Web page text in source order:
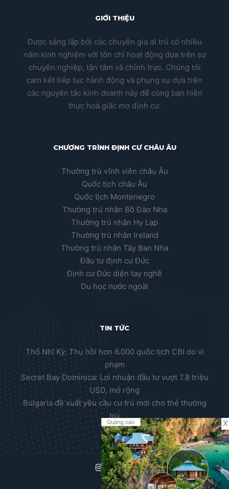
GIỚI THIỆU
Được sáng lập bởi các chuyên gia di trú có nhiều
năm kinh nghiệm với tôn chỉ hoạt động dựa trên sự
chuyên nghiệp, tận tâm và chính trực. Chúng tôi
cam kết tiếp tục hành động và phụng sự dựa trên
các nguyên tắc kinh doanh này để cùng bạn hiện
thực hoá giấc mơ định cư.
CHƯƠNG TRÌNH ĐỊNH CƯ CHÂU ÂU
Thường trú vĩnh viễn châu Âu
Quốc tịch châu Âu
Quốc tịch Montenegro
Thường trú nhân Bồ Đào Nha
Thường trú nhân Hy Lạp
Thường trú nhân Ireland
Thường trú nhân Tây Ban Nha
Đầu tư định cư Đức
Định cư Đức diện tay nghề
Du học nước ngoài
TIN TỨC
Thổ Nhĩ Kỳ: Thu hồi hơn 6.000 quốc tịch CBI do vi
phạm
Secret Bay Dominica: Lợi nhuận đầu tư vượt 7.8 triệu
USD, mở rộng
Bulgaria đề xuất yêu cầu cư trú mới cho thẻ thường
trú
Quảng cáo X